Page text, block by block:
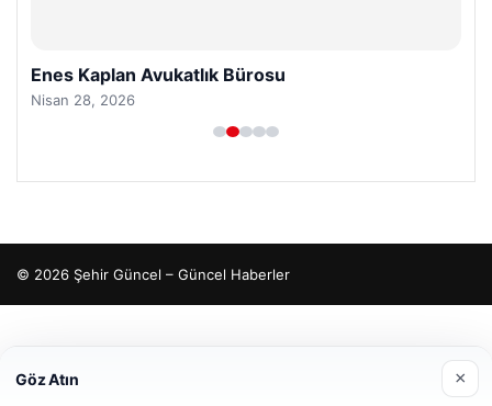
Enes Kaplan Avukatlık Bürosu
Nisan 28, 2026
© 2026 Şehir Güncel – Güncel Haberler
Göz Atın ×